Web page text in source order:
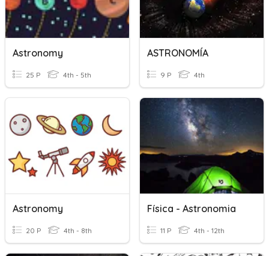
Astronomy
25 P 4th - 5th
ASTRONOMÍA
9 P 4th
Astronomy
20 P 4th - 8th
Física - Astronomia
11 P 4th - 12th